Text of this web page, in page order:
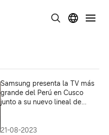
Samsung presenta la TV más
grande del Perú en Cusco
junto a su nuevo lineal de
21-08-2023